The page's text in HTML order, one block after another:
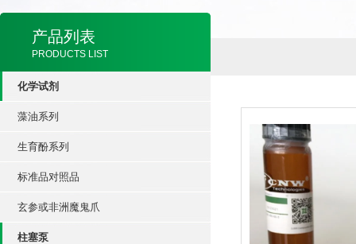
产品列表
PRODUCTS LIST
化学试剂
藻油系列
生育酚系列
标准品对照品
玄参或非洲魔鬼爪
柱塞泵